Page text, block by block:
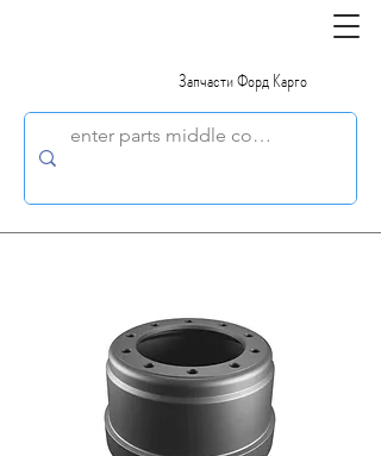
Запчасти Форд Карго